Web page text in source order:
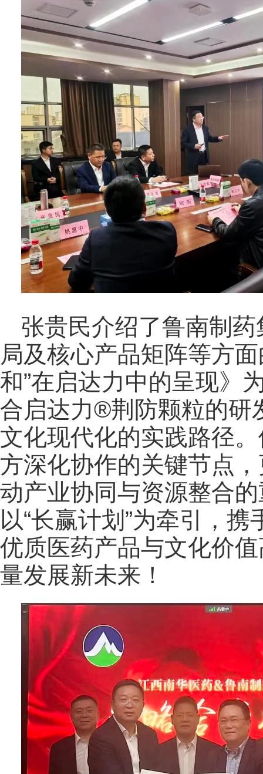
张贵民介绍了鲁南制
局及核心产品矩阵等方
和”在启达力中的呈现》
合启达力®荆防颗粒的研
文化现代化的实践路径
方深化协作的关键节点
动产业协同与资源整合
以“长赢计划”为牵引，
优质医药产品与文化价
量发展新未来！